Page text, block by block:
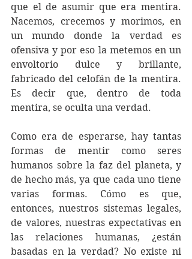
que el de asumir que era mentira.
Nacemos, crecemos y morimos, en
un mundo donde la verdad es
ofensiva y por eso la metemos en un
envoltorio dulce y brillante,
fabricado del celofán de la mentira.
Es decir que, dentro de toda
mentira, se oculta una verdad.
Como era de esperarse, hay tantas
formas de mentir como seres
humanos sobre la faz del planeta, y
de hecho más, ya que cada uno tiene
varias formas. Cómo es que,
entonces, nuestros sistemas legales,
de valores, nuestras expectativas en
las relaciones humanas, ¿están
basadas en la verdad? No existe ni